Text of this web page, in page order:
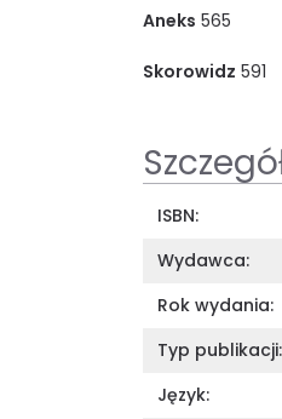
Aneks 565
Skorowidz 591
ISBN:
Wydawca:
Rok wydania:
Typ publikacji:
Język: